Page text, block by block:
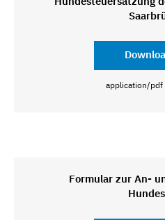
application/pdf
Formular zur An-